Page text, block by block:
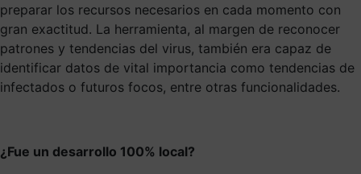
preparar los recursos necesarios en cada momento con
gran exactitud. La herramienta, al margen de reconocer
patrones y tendencias del virus, también era capaz de
identificar datos de vital importancia como tendencias de
infectados o futuros focos, entre otras funcionalidades.
¿Fue un desarrollo 100% local?